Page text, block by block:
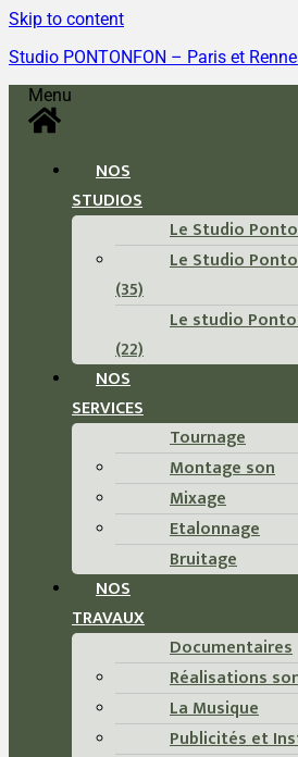
Skip to content
Studio PONTONFON – Paris et
Menu
NOS
STUDIOS
Le Studio
Le Studio
(35)
Le studio
(22)
NOS
SERVICES
Tournage
Montage son
Mixage
Etalonnage
Bruitage
NOS
TRAVAUX
Documentaires
Réalisations
La Musique
Publicités et